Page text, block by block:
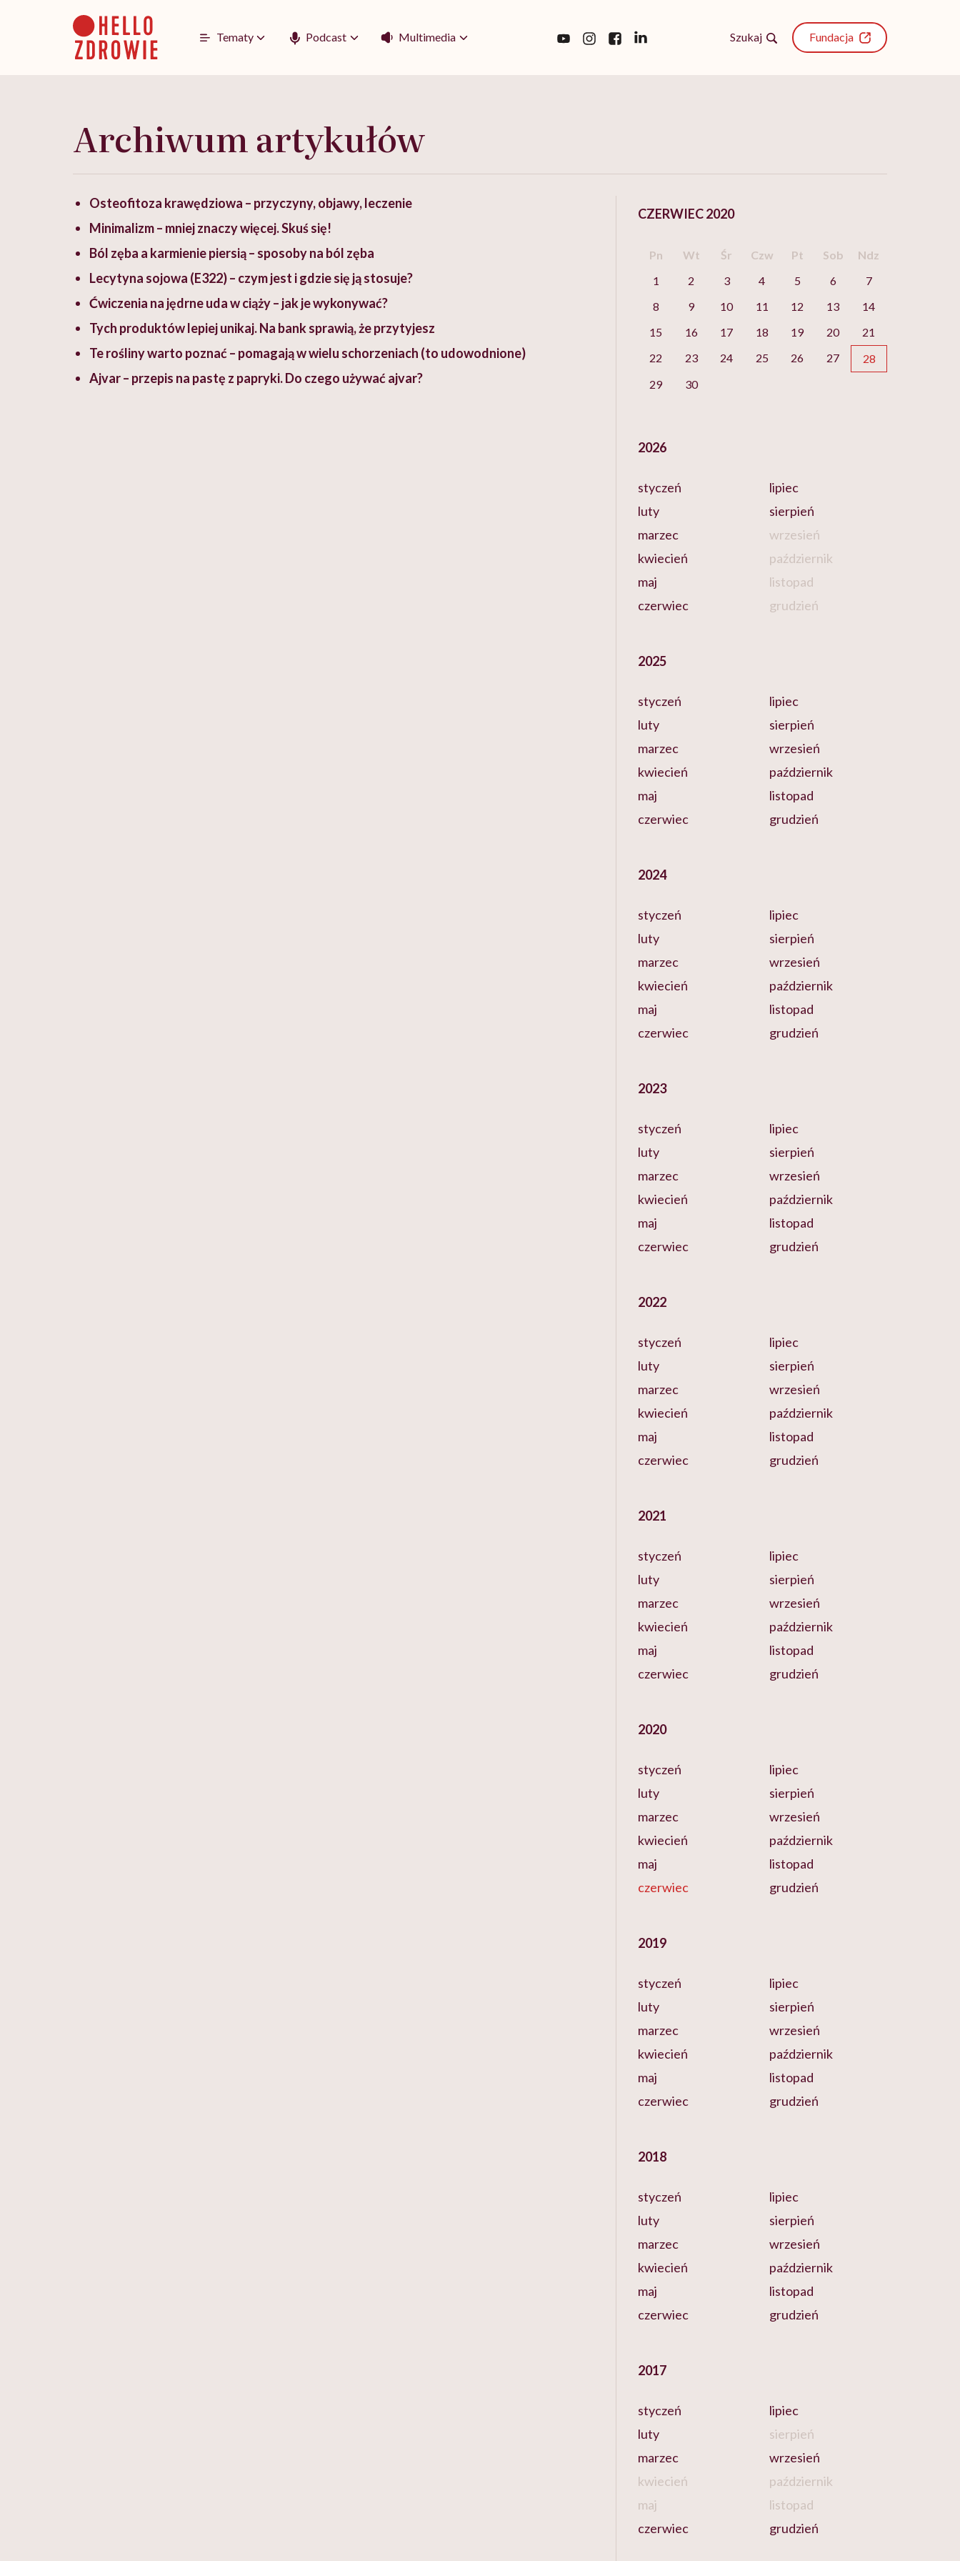
Tematy Podcast Multimedia Szukaj Fundacja
Archiwum artykułów
Osteofitoza krawędziowa – przyczyny, objawy, leczenie
Minimalizm – mniej znaczy więcej. Skuś się!
Ból zęba a karmienie piersią – sposoby na ból zęba
Lecytyna sojowa (E322) – czym jest i gdzie się ją stosuje?
Ćwiczenia na jędrne uda w ciąży – jak je wykonywać?
Tych produktów lepiej unikaj. Na bank sprawią, że przytyjesz
Te rośliny warto poznać – pomagają w wielu schorzeniach (to udowodnione)
Ajvar – przepis na pastę z papryki. Do czego używać ajvar?
CZERWIEC 2020
Pn Wt Śr Czw Pt Sob
Ndz
1
2 3 4 5 6
7
8
9 10 11 12 13
14
15
16 17 18 19 20
21
22
23 24 25 26 27
28
29
30
2026
styczeń
luty
marzec
kwiecień
maj
czerwiec
lipiec
sierpień
wrzesień
październik
listopad
grudzień
2025
styczeń
luty
marzec
kwiecień
maj
czerwiec
lipiec
sierpień
wrzesień
październik
listopad
grudzień
2024
styczeń
luty
marzec
kwiecień
maj
czerwiec
lipiec
sierpień
wrzesień
październik
listopad
grudzień
2023
styczeń
luty
marzec
kwiecień
maj
czerwiec
lipiec
sierpień
wrzesień
październik
listopad
grudzień
2022
styczeń
luty
marzec
kwiecień
maj
czerwiec
lipiec
sierpień
wrzesień
październik
listopad
grudzień
2021
styczeń
luty
marzec
kwiecień
maj
czerwiec
lipiec
sierpień
wrzesień
październik
listopad
grudzień
2020
styczeń
luty
marzec
kwiecień
maj
czerwiec
lipiec
sierpień
wrzesień
październik
listopad
grudzień
2019
styczeń
luty
marzec
kwiecień
maj
czerwiec
lipiec
sierpień
wrzesień
październik
listopad
grudzień
2018
styczeń
luty
marzec
kwiecień
maj
czerwiec
lipiec
sierpień
wrzesień
październik
listopad
grudzień
2017
styczeń
luty
marzec
kwiecień
maj
czerwiec
lipiec
sierpień
wrzesień
październik
listopad
grudzień